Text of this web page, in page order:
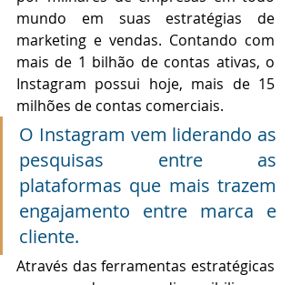
mundo em suas estratégias de
marketing e vendas. Contando com
mais de 1 bilhão de contas ativas, o
Instagram possui hoje, mais de 15
milhões de contas comerciais.
O Instagram vem liderando as
pesquisas entre as
plataformas que mais trazem
engajamento entre marca e
cliente.
Através das ferramentas estratégicas